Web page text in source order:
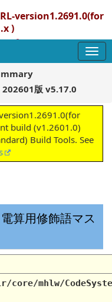
version1.2691.0(for
)
202601版 v5.17.0
build (v1.2601.0)
Build Tools. See
算用修飾語マス
mhlw/